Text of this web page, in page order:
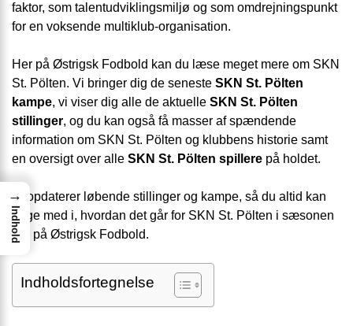
faktor, som talentudviklingsmiljø og som omdrejningspunkt
for en voksende multiklub-organisation.
Her på Østrigsk Fodbold kan du læse meget mere om SKN
St. Pölten. Vi bringer dig de seneste SKN St. Pölten
kampe, vi viser dig alle de aktuelle SKN St. Pölten
stillinger, og du kan også få masser af spændende
information om SKN St. Pölten og klubbens historie samt
en oversigt over alle SKN St. Pölten spillere på holdet.
Vi opdaterer løbende stillinger og kampe, så du altid kan
følge med i, hvordan det går for SKN St. Pölten i sæsonen
her på Østrigsk Fodbold.
Indholdsfortegnelse
→
Indhold